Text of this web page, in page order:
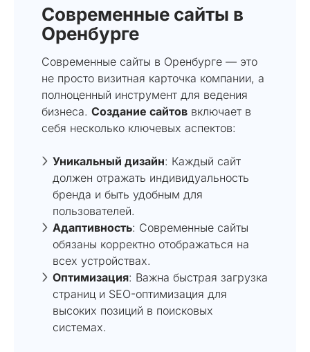
Современные сайты в
Оренбурге
Современные сайты в Оренбурге — это
не просто визитная карточка компании, а
полноценный инструмент для ведения
бизнеса. Создание сайтов включает в
себя несколько ключевых аспектов:
Уникальный дизайн: Каждый сайт
должен отражать индивидуальность
бренда и быть удобным для
пользователей.
Адаптивность: Современные сайты
обязаны корректно отображаться на
всех устройствах.
Оптимизация: Важна быстрая загрузка
страниц и SEO-оптимизация для
высоких позиций в поисковых
системах.